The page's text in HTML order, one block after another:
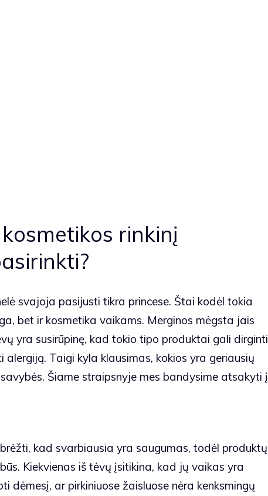
rinkinį
svajoja pasijusti tikra princese. Štai kodėl tokia
bet ir kosmetika vaikams. Merginos mėgsta jais
yra susirūpinę, kad tokio tipo produktai gali dirginti
alergiją. Taigi kyla klausimas, kokios yra geriausių
Šiame straipsnyje mes bandysime atsakyti į
kad svarbiausia yra saugumas, todėl produktų
Kiekvienas iš tėvų įsitikina, kad jų vaikas yra
dėmesį, ar pirkiniuose žaisluose nėra kenksmingų